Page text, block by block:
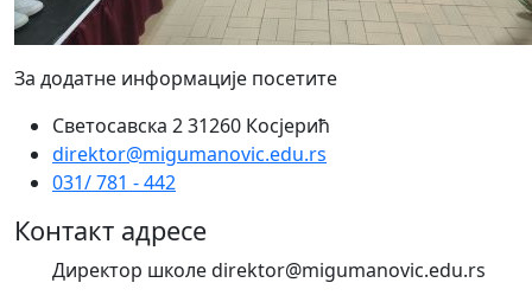
За додатне информације посетите
Светосавска 2 31260 Косјерић
direktor@migumanovic.edu.rs
031/ 781 - 442
Контакт адресе
Директор школе direktor@migumanovic.edu.rs